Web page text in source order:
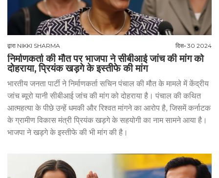
द्वारा NIKKI SHARMA दिस॰ 30 2024
निर्माणकर्ता की मौत पर भाजपा ने सीबीआई जांच की मांग को
दोहराया, प्रियंक खड़गे के इस्तीफे की मांग
भारतीय जनता पार्टी ने निर्माणकर्ता सचिन पंचाल की मौत के मामले में केंद्रीय
जांच ब्यूरो यानी सीबीआई जांच की मांग को दोहराया है। पंचाल की कथित
आत्महत्या के पीछे उन्हें धमकी और रिश्वत मांगने का आरोप है, जिसमें कर्नाटक
के ग्रामीण विकास मंत्री प्रियंक खड़गे के सहयोगी का नाम सामने आया है।
भाजपा ने खड़गे के इस्तीफे की भी मांग की है।